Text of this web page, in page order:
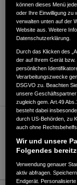
Johanne-Kepler-
WEBSITE
Verkauf /
0421/56612-0
können dieses Menü
oder Ihre Einwilligung zu
verwalten unten auf der
Website aus. Weitere
Datenschutzerklärung.
Durch das Klicken des
der auf Ihrem Gerät
persönlichen
Verarbeitungszwecke
DSGVO zu. Beachten
unsere
zugleich gem. Art.49
besteht dabei
durch US-Behörden, zu
auch ohne
Wir und unsere
Folgendes
Verwendung genauer
aktiv abfragen.
Endgerät.